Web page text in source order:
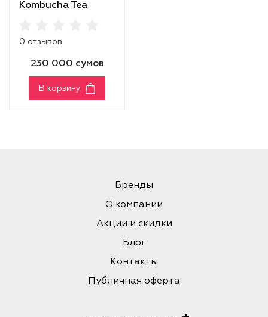
Kombucha Tea
0 отзывов
230 000 сумов
В корзину
Бренды
О компании
Акции и скидки
Блог
Контакты
Публичная оферта